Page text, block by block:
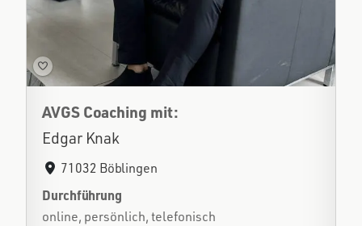
AVGS Coaching mit:
Edgar Knak
71032 Böblingen
Durchführung
online, persönlich, telefonisch